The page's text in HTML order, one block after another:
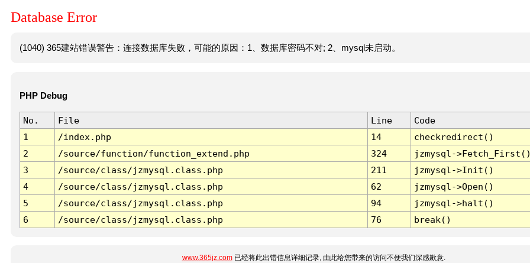
Database Error
(1040) 365建站错误警告：连接数据库失败，可能的原因：1、数据库密码不对; 2、mysql未启动。
PHP Debug
No. File Line
Code
1
/index.php 14
checkredirect()
2
/source/function/function_extend.php 324
jzmysql-
3
/source/class/jzmysql.class.php 211
jzmysql->Init()
4
/source/class/jzmysql.class.php 62
jzmysql->Open()
5
/source/class/jzmysql.class.php 94
jzmysql->halt()
6
/source/class/jzmysql.class.php 76 break()
www.365jz.com已经将此出错信息详细记录, 由此给您带来的访问不便我们深感歉意.